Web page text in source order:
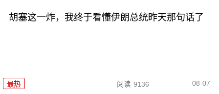
胡塞这一炸，我终于看懂伊朗总统昨天那句话了
最热 阅读 9136 08-07